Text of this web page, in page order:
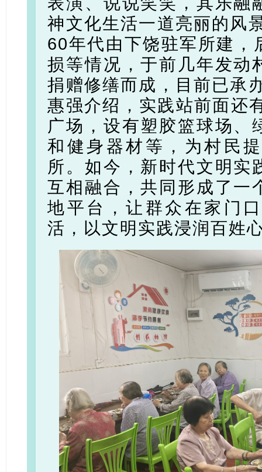
神文化生活一道亮丽的风
60年代由下饶驻军所建，
损等情况，于前几年发动
捐赠修缮而成，目前已承
惠强介绍，实践站前面还
广场，设有塑胶篮球场、
和健身器材等，为村民
所。如今，新时代文明实
互相融合，共同形成了一
地平台，让群众在家门
活，以文明实践浸润百姓